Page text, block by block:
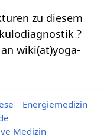
zu diesem
?
wiki(at)yoga-
Energiemedizin
Medizin